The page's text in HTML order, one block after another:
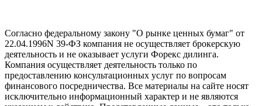
Согласно федеральному закону "О рынке ценных бумаг" от
22.04.1996N 39-ФЗ компания не осуществляет брокерскую
деятельность и не оказывает услуги Форекс дилинга.
Компания осуществляет деятельность только по
предоставлению консультационных услуг по вопросам
финансового посредничества. Все материалы на сайте носят
исключительно информационный характер и не являются